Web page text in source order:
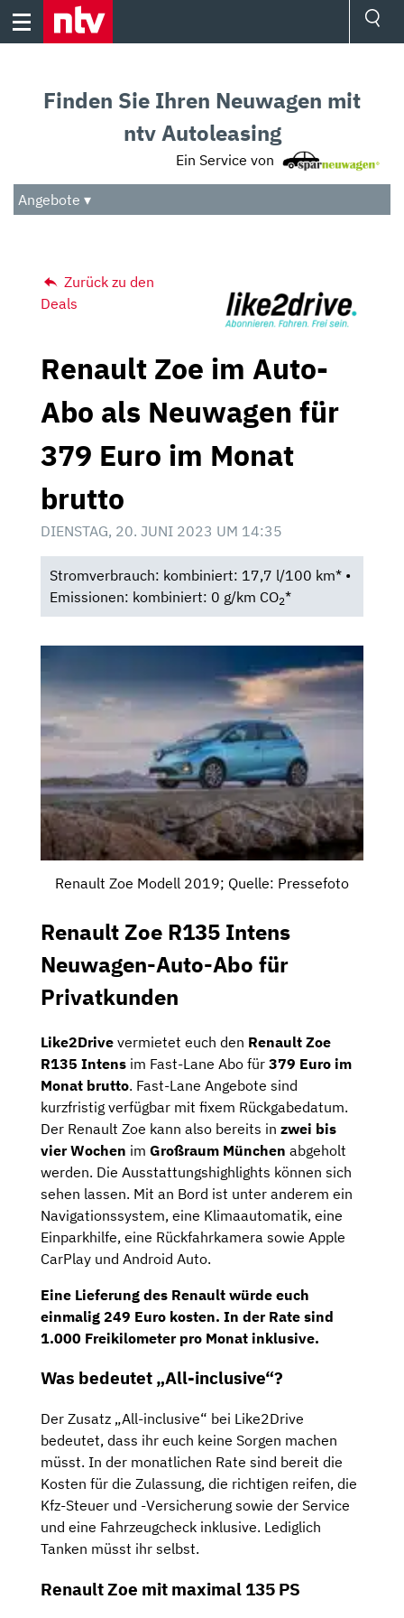
Skip
Audio
Das Beste
Finden Sie Ihren Neuwagen mit
ntv Autoleasing
Ein Service von
Angebote ▾
Zurück zu den
Deals
Renault Zoe im Auto-
Abo als Neuwagen für
379 Euro im Monat
brutto
DIENSTAG, 20. JUNI 2023 UM 14:35
Stromverbrauch: kombiniert: 17,7 l/100 km* •
Emissionen: kombiniert: 0 g/km CO2*
Renault Zoe Modell 2019; Quelle: Pressefoto
Renault Zoe R135 Intens
Neuwagen-Auto-Abo für
Privatkunden
Like2Drive vermietet euch den Renault Zoe
R135 Intens im Fast-Lane Abo für 379 Euro im
Monat brutto. Fast-Lane Angebote sind
kurzfristig verfügbar mit fixem Rückgabedatum.
Der Renault Zoe kann also bereits in zwei bis
vier Wochen im Großraum München abgeholt
werden. Die Ausstattungshighlights können sich
sehen lassen. Mit an Bord ist unter anderem ein
Navigationssystem, eine Klimaautomatik, eine
Einparkhilfe, eine Rückfahrkamera sowie Apple
CarPlay und Android Auto.
Eine Lieferung des Renault würde euch
einmalig 249 Euro kosten. In der Rate sind
1.000 Freikilometerpro Monat inklusive.
Was bedeutet „All-inclusive“?
Der Zusatz „All-inclusive“ bei Like2Drive
bedeutet, dass ihr euch keine Sorgen machen
müsst. In der monatlichen Rate sind bereit die
Kosten für die Zulassung, die richtigen reifen, die
Kfz-Steuer und -Versicherung sowie der Service
und eine Fahrzeugcheck inklusive. Lediglich
Tanken müsst ihr selbst.
Renault Zoe mit maximal 135 PS